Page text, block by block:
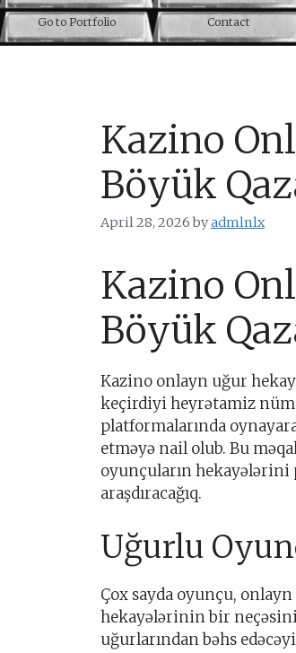
Go to Portfolio Contact
Kazino
Böyük
April 28, 2026 byadmlnlx
Kazino
Böyük
Kazino onlayn uğur
keçirdiyi heyrətamiz
platformalarında
etməyə nail olub. Bu
oyunçuların hekayələrini
araşdıracağıq.
Uğurlu
Çox sayda oyunçu,
hekayələrinin bir
uğurlarından bəhs